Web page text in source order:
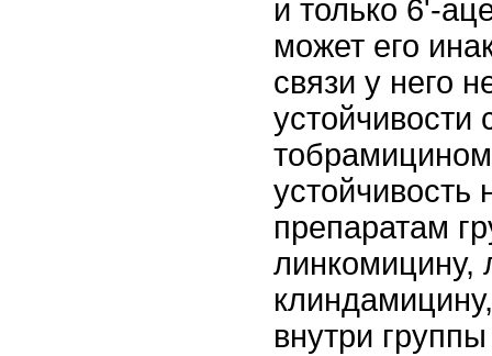
и только 6'-
может его
связи у него
устойчивости
устойчивость
препаратам
линкомицину,
внутри